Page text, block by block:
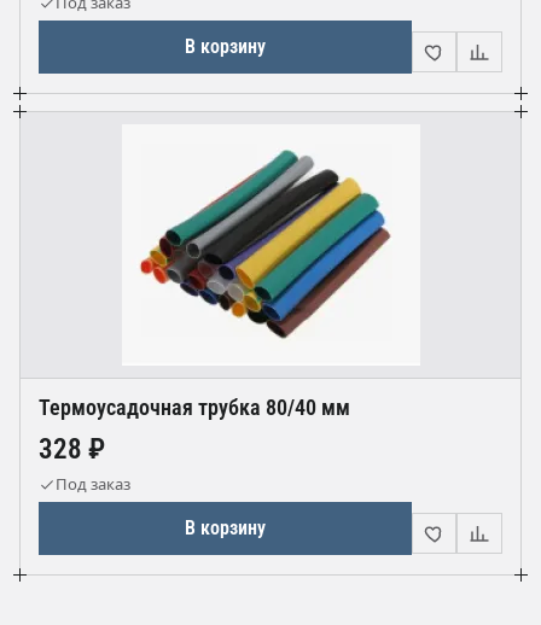
В корзину
Термоусадочная трубка 80/40 мм
328 ₽
Под заказ
В корзину